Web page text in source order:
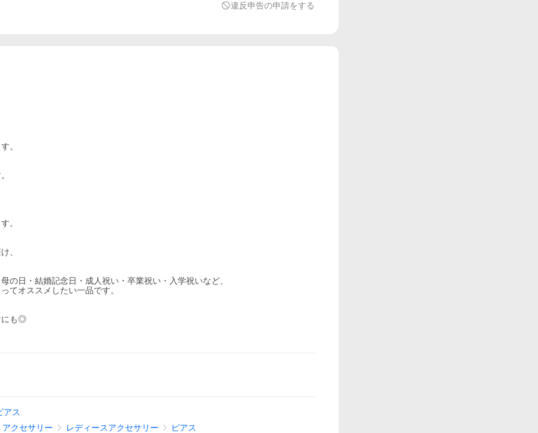
違反申告の申請をする
。
。
、
の日・結婚記念日・成人祝い・卒業祝い・入学祝いなど、
てオススメしたい一品です。
にも◎
アス
クセサリー
レディースアクセサリー ピアス